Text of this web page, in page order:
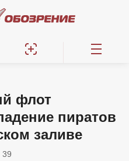
флот
пиратов
заливе
39